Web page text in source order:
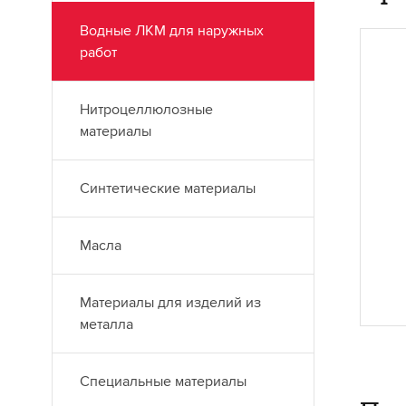
Водные ЛКМ для наружных
работ
Нитроцеллюлозные
материалы
Синтетические материалы
Масла
Материалы для изделий из
металла
Специальные материалы